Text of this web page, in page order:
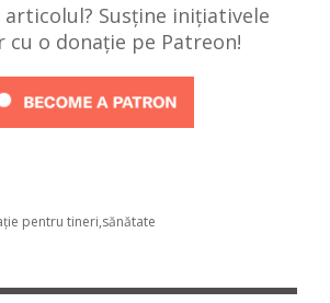
Susține inițiativele
o donație pe Patreon!
pentru tineri sănătate